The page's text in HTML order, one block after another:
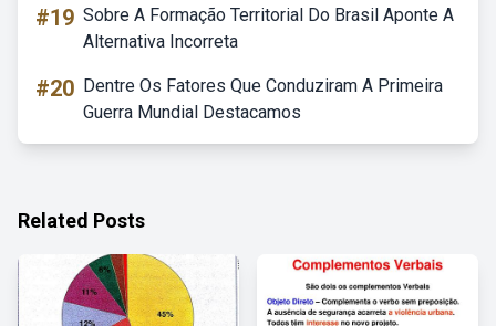
#19 Sobre A Formação Territorial Do Brasil Aponte A
Alternativa Incorreta
#20 Dentre Os Fatores Que Conduziram A Primeira
Guerra Mundial Destacamos
Related Posts